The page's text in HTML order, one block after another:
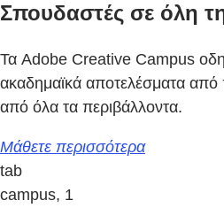
Σπουδαστές σε όλη
Τα Adobe Creative Campus
ακαδημαϊκά αποτελέσματα από
από όλα τα περιβάλλοντα.
Μάθετε περισσότερα
tab
campus, 1